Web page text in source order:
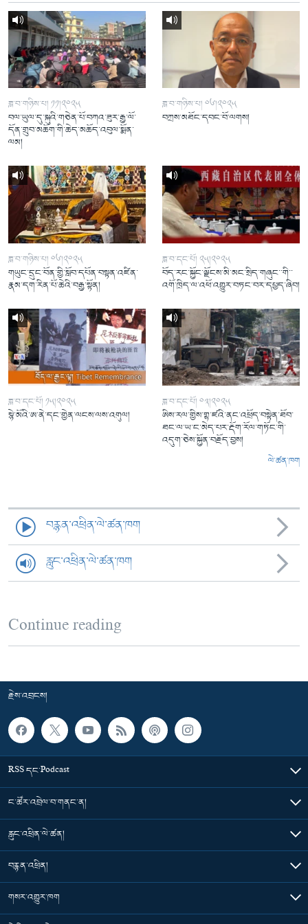
ཟླ་བ་གཉིས་པ། ༡༡།༢༠༢༥
བལ་ཡུལ་དུ་སྐུའི་གཅེན་པོ་བཀའ་ཟུར་རྒྱ་ལོ་
དོན་གྲུབ་མཆོག་གི་ཆེད་མཆོད་འབུལ་སྨོན་
ལམ།
ཟླ་བ་གཉིས་པ། ༠༦།༢༠༢༥
བཀྲས་མཐོང་དབང་བོ་ལགས།
ཟླ་བ་གཉིས་པ། ༠༦།༢༠༢༥
གཡུང་དྲུང་བོན་གྱི་སློབ་དཔོན་བསྟན་འཛིན་
རྣམ་དག་རིན་པོ་ཆེའི་བརྒྱ་སྟོན།
ཟླ་བ་དང་པོ། ༢༥།༢༠༢༥
བོད་རང་སྐྱོང་ལྗོངས་མི་མང་སྲིད་གཞུང་་གི་་
འགོ་ཁྲིད་ལ་འཕོ་འགྱུར་བཏང་བར་དཔྱད་ཞིབ།
ཟླ་བ་དང་པོ། ༡༥།༢༠༢༥
སྙེ་མོའི་ཨ་ནེ་དང་གྱེན་ལངས་ལས་འགུལ།
ཟླ་བ་དང་པོ། ༠༣།༢༠༢༥
ཨིས་རལ་གྱིས་གྷ་ཛའི་ནང་འཕྲོད་བསྟེན་ཐོབ་
ཐང་ལ་ཡ་ང་མེད་པར་རྡོག་རོལ་གཏོང་གི་
འདུག་ཅེས་སྐྱོན་བརྗོད་བྱས།
ལེ་ཚན་ཁག
བརྙན་འཕྲིན་ལེ་ཚན་ཁག
རླུང་འཕྲིན་ལེ་ཚན་ཁག
Continue reading
རྗེས་འབྲངས།
RSS དང་Podcast
ང་ཚོར་འབྲེལ་བ་གནང་ན།
རླུང་འཕྲིན་ལེ་ཚན།
བརྙན་འཕྲིན།
གསར་འགྱུར་ཁག